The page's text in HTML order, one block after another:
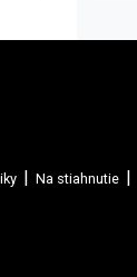
Na stiahnutie